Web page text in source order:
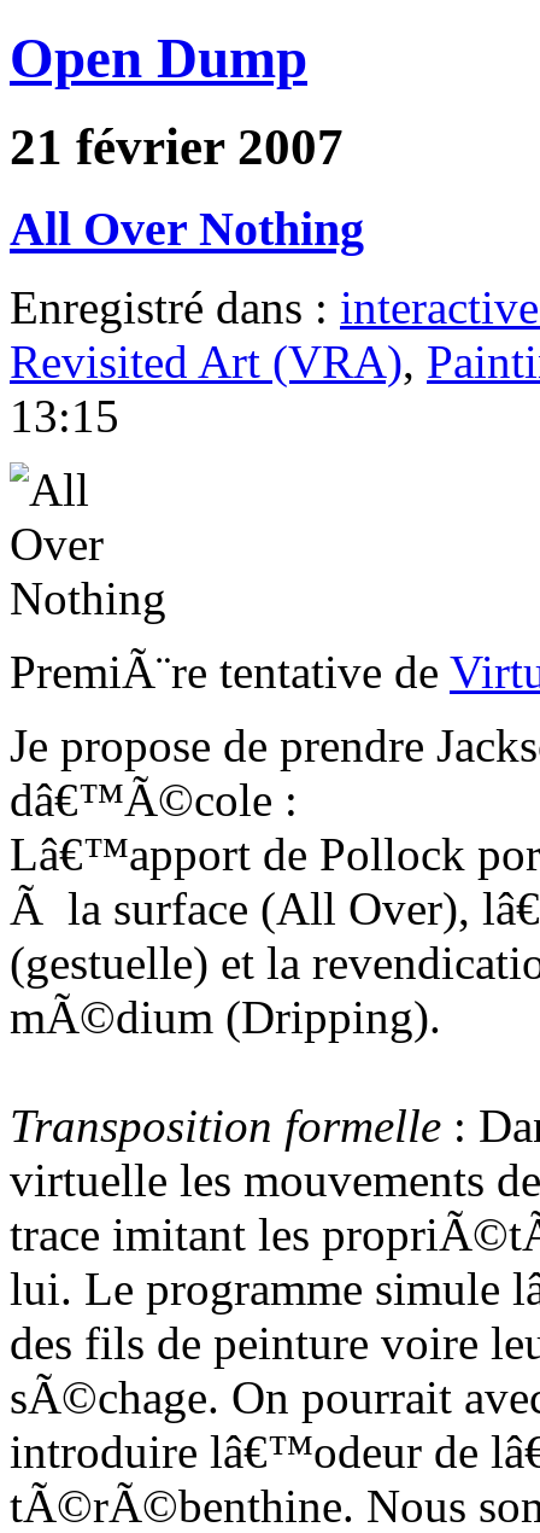
Open Dump
21 février 2007
All Over Nothing
Enregistré dans :
Revisited Art (VRA),
13:15
PremiÃ¨re tentative de
Je propose de prendre
dâ€™Ã©cole :
Lâ€™apport de Pollock
Ã la surface (All Over),
(gestuelle) et la
mÃ©dium (Dripping).
Transposition formelle :
virtuelle les mouvements
trace imitant les
lui. Le programme simule
des fils de peinture voire
sÃ©chage. On pourrait
introduire lâ€™odeur de
tÃ©rÃ©benthine. Nous